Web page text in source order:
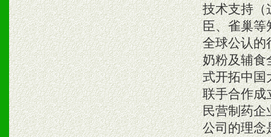
技术支持（
臣、雀巢等
全球公认的
奶粉及辅食
式开拓中国
联手合作成
民营制药企
公司的理念